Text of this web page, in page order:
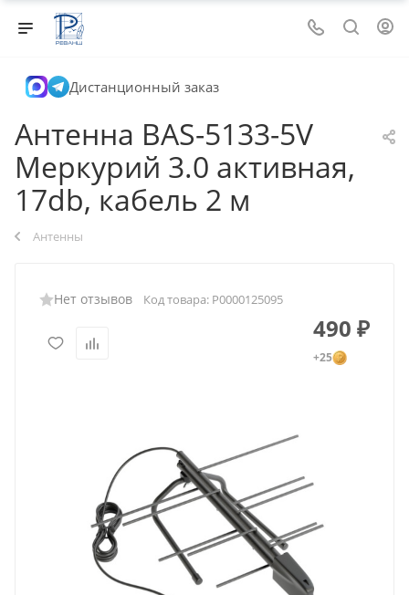
Дистанционный заказ
Антенна BAS-5133-5V
Меркурий 3.0 активная,
17db, кабель 2 м
Антенны
Нет отзывов Код товара: Р0000125095
490 ₽
+25